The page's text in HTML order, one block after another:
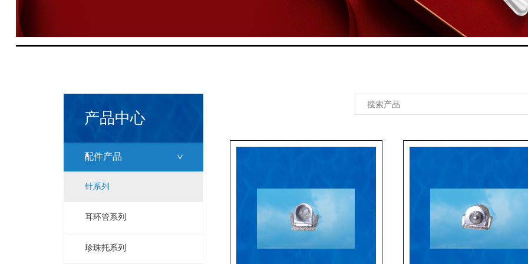
产品中心
配件产品
针系列
耳环管系列
珍珠托系列